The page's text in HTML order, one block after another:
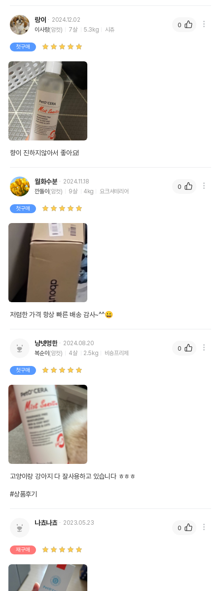
랑이
2024.12.02
이사랑(암컷) 7살 5.3kg 시츄
첫구매
향이 진하지않아서 좋아요!
0
월화수분
2024.11.18
깐돌이 (암컷) 9살 4kg 요크셔테리어
첫구매
저렴한 가격 항상 빠른 배송 감사~^^😀
0
냥넷멍한
2024.08.20
복순이 (암컷) 4살 2.5kg 비숑프리제
첫구매
고양이랑 강아지 다 잘사용하고 있습니다 ㅎㅎㅎ
#상품후기
0
나쵸나쵸 2023.05.23
재구매
0